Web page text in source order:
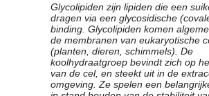
Glycolipiden zijn lipiden die een
dragen via een glycosidische
binding. Glycolipiden komen
de membranen van eukaryotische
(planten, dieren, schimmels). De
koolhydraatgroep bevindt zich op
van de cel, en steekt uit in de
omgeving. Ze spelen een